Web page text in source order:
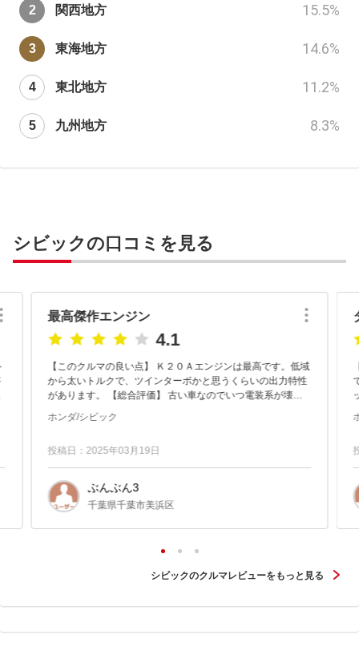
関西地方 15.5%
東海地方 14.6%
東北地方 11.2%
九州地方 8.3%
シビックの口コミを見る
最高傑作エンジン
4.1
【このクルマの良い点】 Ｋ２０Ａエンジンは最高です。低域
から太いトルクで、ツインターボかと思うくらいの出力特性
があります。 【総合評価】 古い車なのでいつ電装系が壊れ
るかわかりませんんが、何よりエンジンが良いので最高で
す。
ホンダ/シビック
投稿日：2025年03月19日
ぶんぶん3
千葉県千葉市美浜区
シビックのクルマレビューをもっと見る